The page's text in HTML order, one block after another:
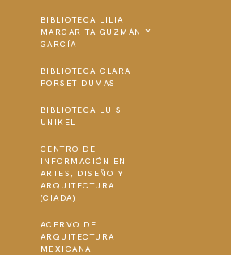
BIBLIOTECA LILIA
MARGARITA GUZMÁN Y
GARCÍA
BIBLIOTECA CLARA
PORSET DUMAS
BIBLIOTECA LUIS
UNIKEL
CENTRO DE
INFORMACIÓN EN
ARTES, DISEÑO Y
ARQUITECTURA
(CIADA)
ACERVO DE
ARQUITECTURA
MEXICANA